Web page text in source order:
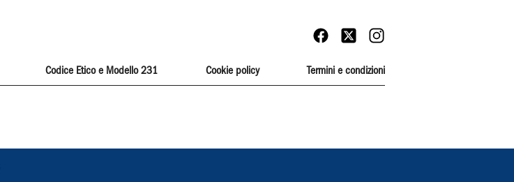
Codice Etico e Modello 231 Cookie policy Termini e condizioni